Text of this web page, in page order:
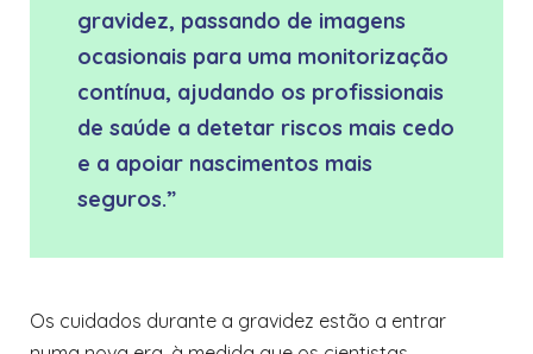
gravidez, passando de imagens
ocasionais para uma monitorização
contínua, ajudando os profissionais
de saúde a detetar riscos mais cedo
e a apoiar nascimentos mais
seguros.”
Os cuidados durante a gravidez estão a entrar